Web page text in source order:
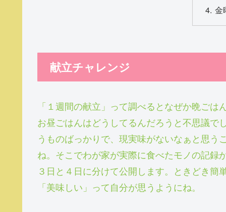
金
献立チャレンジ
「１週間の献立」って調べるとなぜか晩ご
お昼ごはんはどうしてるんだろうと不思議で
うものばっかりで、現実味がないなぁと思
ね。そこでわが家が実際に食べたモノの記録
３日と４日に分けて公開します。ときどき
「美味しい」って自分が思うようにね。